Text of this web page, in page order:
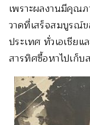
เพราะผลงานมีคุณ
วาดที่เสร็จสมบูรณ์
ประเทศ ทั่วเอเชีย
สารทิศซื้อหาไปเก็บ